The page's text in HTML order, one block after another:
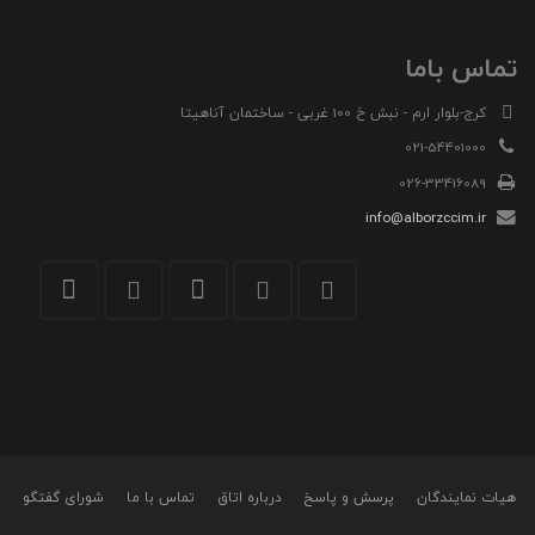
تماس باما
کرج-بلوار ارم - نبش خ 100 غربی - ساختمان آناهیتا
021-54401000
026-33416089
info@alborzccim.ir
هیات نمایندگان پرسش و پاسخ درباره اتاق تماس با ما شورای گفتگو